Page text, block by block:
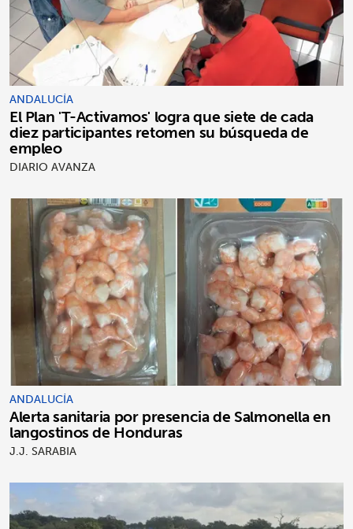
ANDALUCÍA
El Plan 'T-Activamos' logra que siete de cada
diez participantes retomen su búsqueda de
empleo
DIARIO AVANZA
ANDALUCÍA
Alerta sanitaria por presencia de Salmonella en
langostinos de Honduras
J.J. SARABIA